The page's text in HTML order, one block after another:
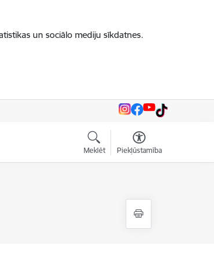
un sociālo mediju sīkdatnes.
Meklēt Piekļūstamība